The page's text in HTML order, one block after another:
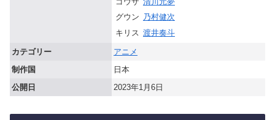
グウン 乃村健次
キリス 渡井奏斗
カテゴリー
アニメ
制作国
日本
公開日
2023年1月6日